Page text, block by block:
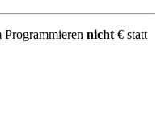
nicht € statt